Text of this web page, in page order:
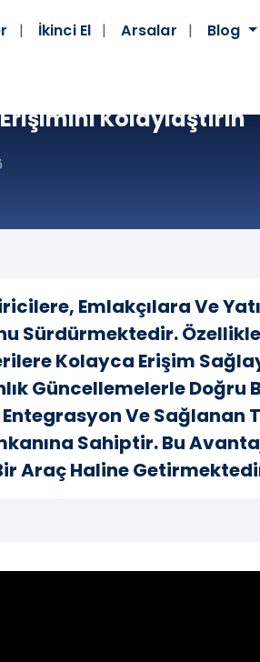
İkinci El Arsalar Blog
Kolaylaştırın
Emlakçılara Ve
Sürdürmektedir.
Kolayca Erişim
Güncellemelerle
Ve Sağlanan
Sahiptir. Bu
Araç Haline